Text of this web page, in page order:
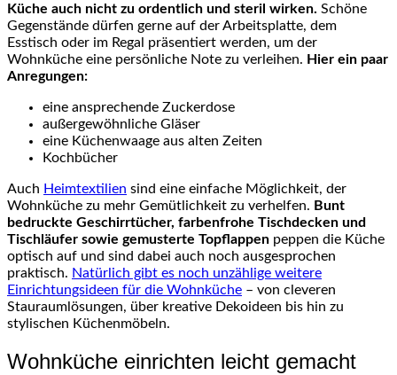
Küche auch nicht zu ordentlich und steril wirken. Schöne
Gegenstände dürfen gerne auf der Arbeitsplatte, dem
Esstisch oder im Regal präsentiert werden, um der
Wohnküche eine persönliche Note zu verleihen. Hier ein paar
Anregungen:
eine ansprechende Zuckerdose
außergewöhnliche Gläser
eine Küchenwaage aus alten Zeiten
Kochbücher
Auch Heimtextilien sind eine einfache Möglichkeit, der
Wohnküche zu mehr Gemütlichkeit zu verhelfen. Bunt
bedruckte Geschirrtücher, farbenfrohe Tischdecken und
Tischläufer sowie gemusterte Topflappen peppen die Küche
optisch auf und sind dabei auch noch ausgesprochen
praktisch. Natürlich gibt es noch unzählige weitere
Einrichtungsideen für die Wohnküche – von cleveren
Stauraumlösungen, über kreative Dekoideen bis hin zu
stylischen Küchenmöbeln.
Wohnküche einrichten leicht gemacht